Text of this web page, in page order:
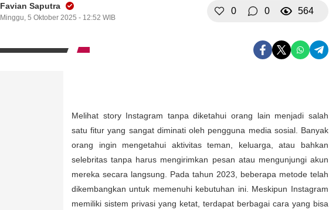
Favian Saputra
Minggu, 5 Oktober 2025 - 12:52 WIB
0 0 564
Melihat story Instagram tanpa diketahui orang lain menjadi salah
satu fitur yang sangat diminati oleh pengguna media sosial. Banyak
orang ingin mengetahui aktivitas teman, keluarga, atau bahkan
selebritas tanpa harus mengirimkan pesan atau mengunjungi akun
mereka secara langsung. Pada tahun 2023, beberapa metode telah
dikembangkan untuk memenuhi kebutuhan ini. Meskipun Instagram
memiliki sistem privasi yang ketat, terdapat berbagai cara yang bisa